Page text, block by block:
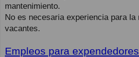
mantenimiento.
No es necesaria experiencia para la
vacantes.
Empleos para